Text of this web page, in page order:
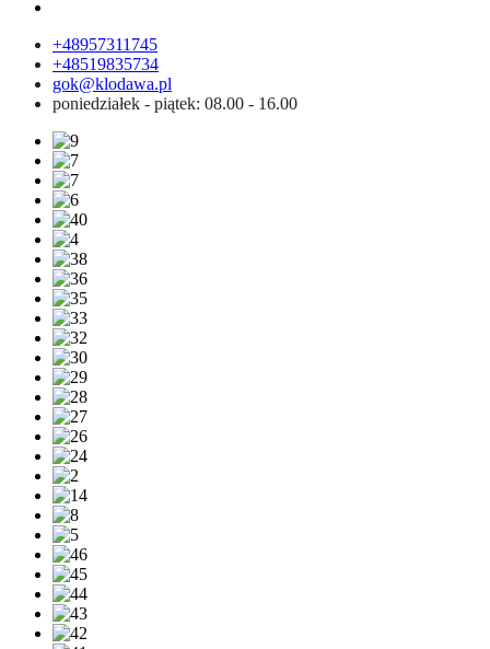
+48957311745
+48519835734
gok@klodawa.pl
poniedziałek - piątek: 08.00 - 16.00